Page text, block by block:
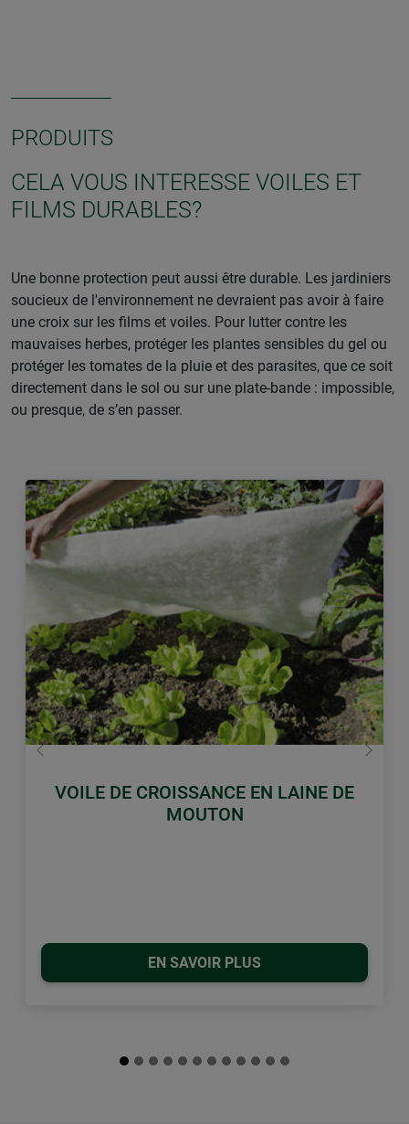
PRODUITS
CELA VOUS INTERESSE VOILES ET
FILMS DURABLES?
Une bonne protection peut aussi être durable. Les jardiniers
soucieux de l'environnement ne devraient pas avoir à faire
une croix sur les films et voiles. Pour lutter contre les
mauvaises herbes, protéger les plantes sensibles du gel ou
protéger les tomates de la pluie et des parasites, que ce soit
directement dans le sol ou sur une plate-bande : impossible,
ou presque, de s’en passer.
VOILE DE CROISSANCE EN LAINE DE
MOUTON
EN SAVOIR PLUS
retour